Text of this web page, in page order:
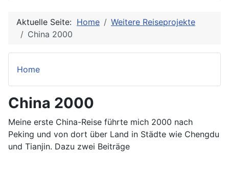
Aktuelle Seite: Home
Weitere Reiseprojekte
China 2000
Home
China 2000
Meine erste China-Reise führte mich 2000 nach
Peking und von dort über Land in Städte wie Chengdu
und Tianjin. Dazu zwei Beiträge